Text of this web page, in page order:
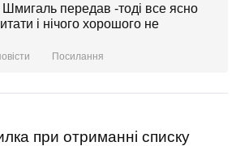
передав -тоді все ясно
і нічого хорошого не
Посилання
при отриманні списку